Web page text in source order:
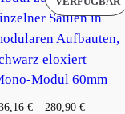
Modul 60mm
€ – 280,90 €